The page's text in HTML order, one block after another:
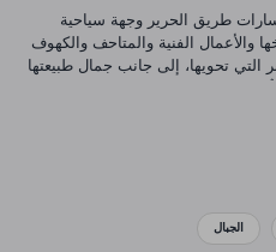
طريق الحرير وجهة سياحية
والأعمال الفنية والمتاحف والكهوف
تحويها، إلى جانب جمال طبيعتها
الجبال